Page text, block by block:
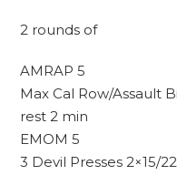
2 rounds of
AMRAP 5
Max Cal Row/Assault
rest 2 min
EMOM 5
3 Devil Presses 2×15/